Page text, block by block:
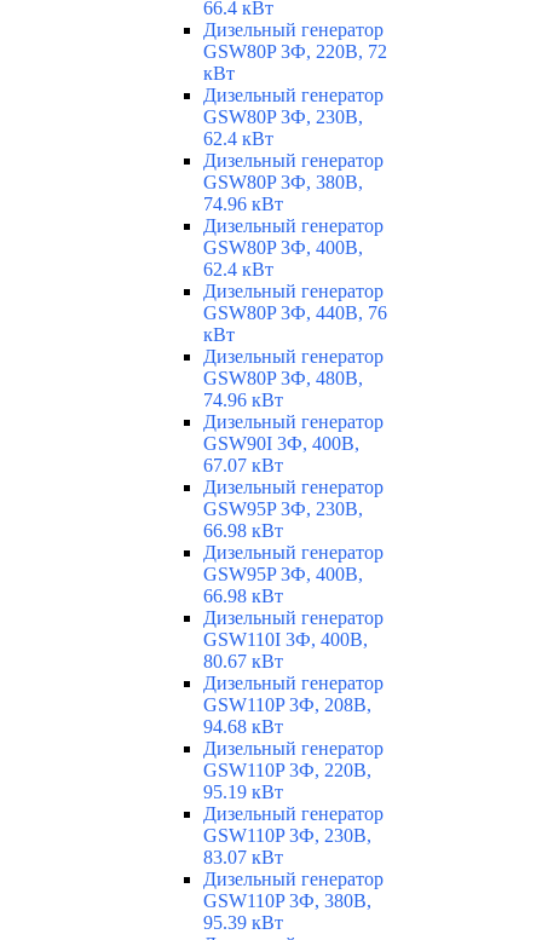
66.4 кВт
Дизельный генератор
GSW80P 3Ф, 220В, 72
кВт
Дизельный генератор
GSW80P 3Ф, 230В,
62.4 кВт
Дизельный генератор
GSW80P 3Ф, 380В,
74.96 кВт
Дизельный генератор
GSW80P 3Ф, 400В,
62.4 кВт
Дизельный генератор
GSW80P 3Ф, 440В, 76
кВт
Дизельный генератор
GSW80P 3Ф, 480В,
74.96 кВт
Дизельный генератор
GSW90I 3Ф, 400В,
67.07 кВт
Дизельный генератор
GSW95P 3Ф, 230В,
66.98 кВт
Дизельный генератор
GSW95P 3Ф, 400В,
66.98 кВт
Дизельный генератор
GSW110I 3Ф, 400В,
80.67 кВт
Дизельный генератор
GSW110P 3Ф, 208В,
94.68 кВт
Дизельный генератор
GSW110P 3Ф, 220В,
95.19 кВт
Дизельный генератор
GSW110P 3Ф, 230В,
83.07 кВт
Дизельный генератор
GSW110P 3Ф, 380В,
95.39 кВт